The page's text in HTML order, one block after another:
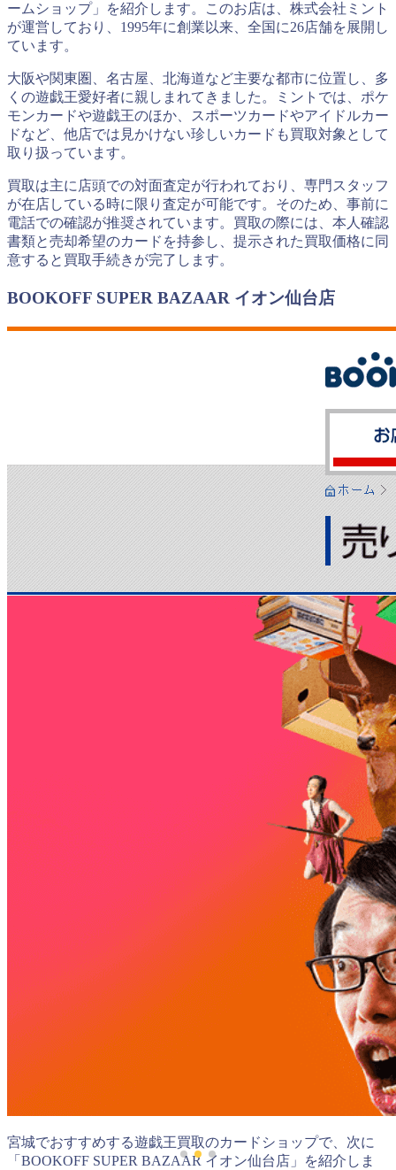
ームショップ」を紹介します。このお店は、株式会社ミント
が運営しており、1995年に創業以来、全国に26店舗を展開し
ています。
大阪や関東圏、名古屋、北海道など主要な都市に位置し、多
くの遊戯王愛好者に親しまれてきました。ミントでは、ポケ
モンカードや遊戯王のほか、スポーツカードやアイドルカー
ドなど、他店では見かけない珍しいカードも買取対象として
取り扱っています。
買取は主に店頭での対面査定が行われており、専門スタッフ
が在店している時に限り査定が可能です。そのため、事前に
電話での確認が推奨されています。買取の際には、本人確認
書類と売却希望のカードを持参し、提示された買取価格に同
意すると買取手続きが完了します。
BOOKOFF SUPER BAZAAR イオン仙台店
宮城でおすすめする遊戯王買取のカードショップで、次に
「BOOKOFF SUPER BAZAAR イオン仙台店」を紹介しま